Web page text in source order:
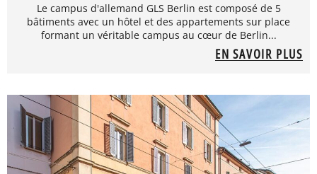
Le campus d'allemand GLS Berlin est composé de 5
bâtiments avec un hôtel et des appartements sur place
formant un véritable campus au cœur de Berlin...
EN SAVOIR PLUS